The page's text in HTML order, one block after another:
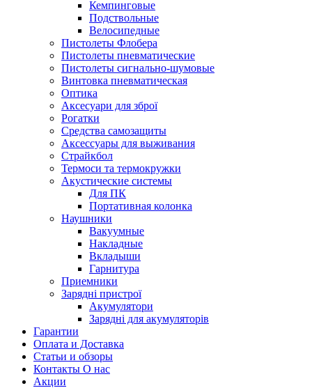
Кемпинговые
Подствольные
Велосипедные
Пистолеты Флобера
Пистолеты пневматические
Пистолеты сигнально-шумовые
Винтовка пневматическая
Оптика
Аксесуари для зброї
Рогатки
Средства самозащиты
Аксессуары для выживания
Страйкбол
Термоси та термокружки
Акустические системы
Для ПК
Портативная колонка
Наушники
Вакуумные
Накладные
Вкладыши
Гарнитура
Приемники
Зарядні пристрої
Акумулятори
Зарядні для акумуляторів
Гарантии
Оплата и Доставка
Статьи и обзоры
Контакты О нас
Акции